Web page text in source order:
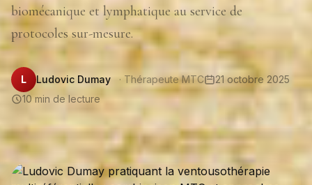
biomécanique et lymphatique au service de
protocoles sur-mesure.
L Ludovic Dumay · Thérapeute MTC
21 octobre 2025
10 min de lecture